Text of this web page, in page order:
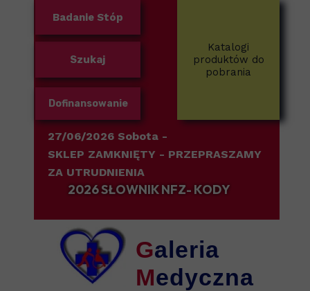
27/06/2026 Sobota -
SKLEP ZAMKNIĘTY - PRZEPRASZAMY
ZA UTRUDNIENIA
Galeria
Medyczna
Katalogi
produktów do
pobrania
2026 SŁOWNIK NFZ- KODY
Badanie Stóp
Szukaj
Dofinansowanie